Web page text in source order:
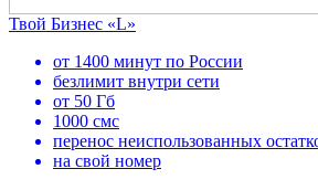
Твой Бизнес «L»
от 1400 минут по России
безлимит внутри сети
от 50 Гб
1000 смс
перенос неиспользованных
на свой номер